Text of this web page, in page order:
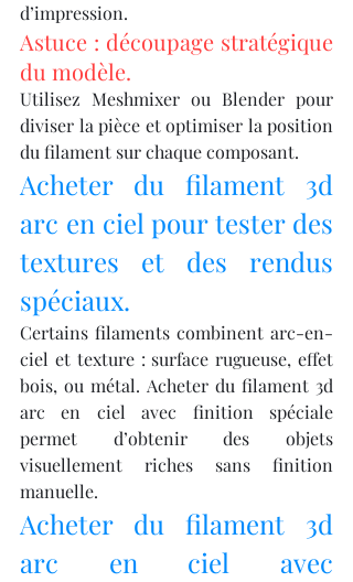
d’impression.
Astuce : découpage stratégique
du modèle.
Utilisez Meshmixer ou Blender pour
diviser la pièce et optimiser la position
du filament sur chaque composant.
Acheter du filament 3d
arc en ciel pour tester des
textures et des rendus
spéciaux.
Certains filaments combinent arc-en-
ciel et texture : surface rugueuse, effet
bois, ou métal. Acheter du filament 3d
arc en ciel avec finition spéciale
permet d’obtenir des objets
visuellement riches sans finition
manuelle.
Acheter du filament 3d
arc en ciel avec